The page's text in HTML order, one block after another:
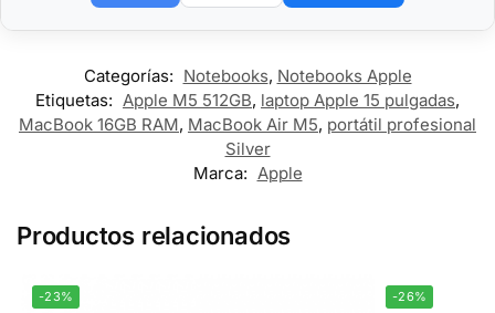
Categorías: Notebooks, Notebooks Apple
Etiquetas: Apple M5 512GB, laptop Apple 15 pulgadas,
MacBook 16GB RAM, MacBook Air M5, portátil profesional
Silver
Marca: Apple
Productos relacionados
-23% -26%